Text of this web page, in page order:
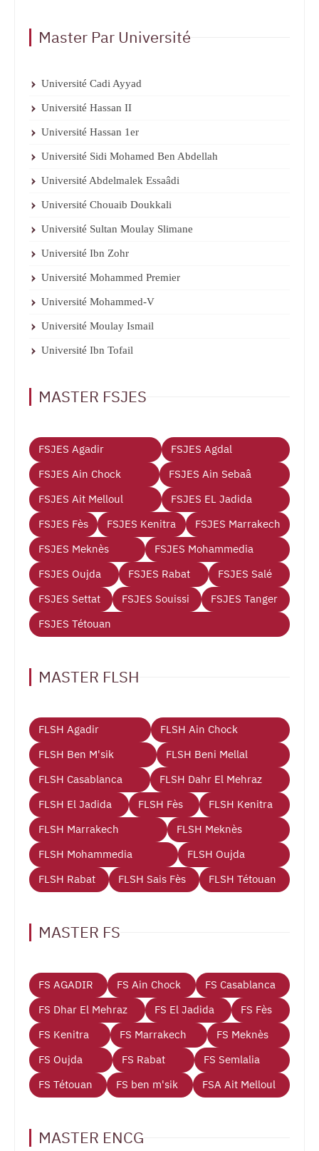
Master Par Université
Université Cadi Ayyad
Université Hassan II
Université Hassan 1er
Université Sidi Mohamed Ben Abdellah
Université Abdelmalek Essaâdi
Université Chouaib Doukkali
Université Sultan Moulay Slimane
Université Ibn Zohr
Université Mohammed Premier
Université Mohammed-V
Université Moulay Ismail
Université Ibn Tofail
MASTER FSJES
FSJES Agadir
FSJES Agdal
FSJES Ain Chock
FSJES Ain Sebaâ
FSJES Ait Melloul
FSJES EL Jadida
FSJES Fès
FSJES Kenitra
FSJES Marrakech
FSJES Meknès
FSJES Mohammedia
FSJES Oujda
FSJES Rabat
FSJES Salé
FSJES Settat
FSJES Souissi
FSJES Tanger
FSJES Tétouan
MASTER FLSH
FLSH Agadir
FLSH Ain Chock
FLSH Ben M'sik
FLSH Beni Mellal
FLSH Casablanca
FLSH Dahr El Mehraz
FLSH El Jadida
FLSH Fès
FLSH Kenitra
FLSH Marrakech
FLSH Meknès
FLSH Mohammedia
FLSH Oujda
FLSH Rabat
FLSH Sais Fès FLSH Tétouan
MASTER FS
FS AGADIR FS Ain Chock
FS Casablanca
FS Dhar El Mehraz
FS El Jadida
FS Fès
FS Kenitra
FS Marrakech
FS Meknès
FS Oujda
FS Rabat
FS Semlalia
FS Tétouan
FS ben m'sik FSA Ait Melloul
MASTER ENCG